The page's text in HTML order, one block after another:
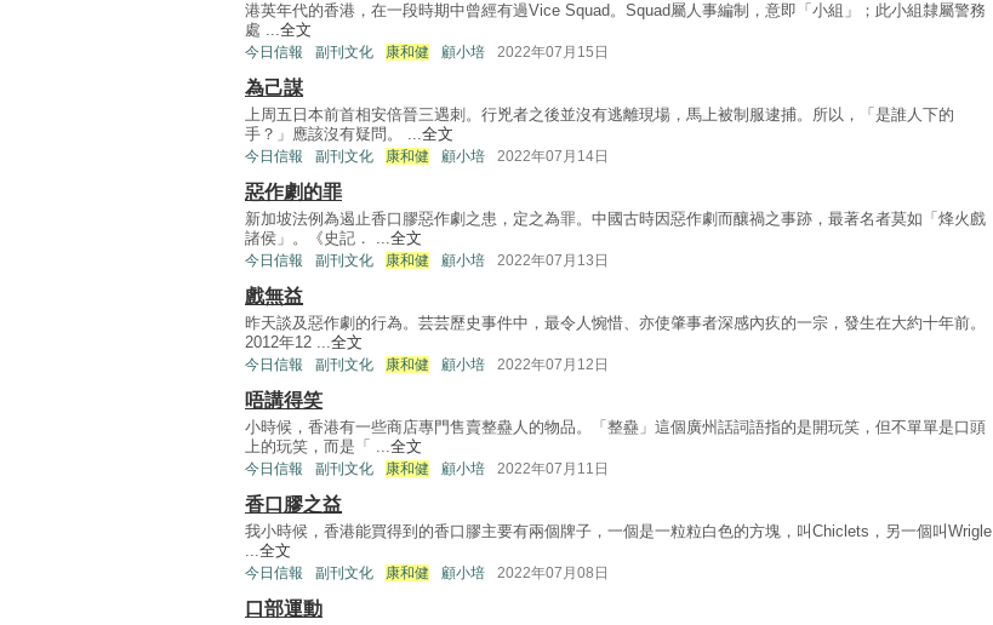
港英年代的香港，在一段時期中曾經有過Vice Squad。Squad屬人事編制，意即「小組」；此小組隸屬警務
處 ...全文
今日信報 副刊文化 康和健 顧小培 2022年07月15日
為己謀
上周五日本前首相安倍晉三遇刺。行兇者之後並沒有逃離現場，馬上被制服逮捕。所以，「是誰人下的
手？」應該沒有疑問。 ...全文
今日信報 副刊文化 康和健 顧小培 2022年07月14日
惡作劇的罪
新加坡法例為遏止香口膠惡作劇之患，定之為罪。中國古時因惡作劇而釀禍之事跡，最著名者莫如「烽火戲
諸侯」。《史記． ...全文
今日信報 副刊文化 康和健 顧小培 2022年07月13日
戲無益
昨天談及惡作劇的行為。芸芸歷史事件中，最令人惋惜、亦使肇事者深感內疚的一宗，發生在大約十年前。
2012年12 ...全文
今日信報 副刊文化 康和健 顧小培 2022年07月12日
唔講得笑
小時候，香港有一些商店專門售賣整蠱人的物品。「整蠱」這個廣州話詞語指的是開玩笑，但不單單是口頭
上的玩笑，而是「 ...全文
今日信報 副刊文化 康和健 顧小培 2022年07月11日
香口膠之益
我小時候，香港能買得到的香口膠主要有兩個牌子，一個是一粒粒白色的方塊，叫Chiclets，另一個叫Wrigle
...全文
今日信報 副刊文化 康和健 顧小培 2022年07月08日
口部運動